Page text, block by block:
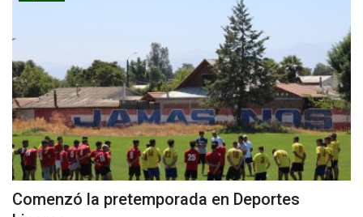
Policial
Tribunales
Deporte
Política
Comenzó la pretemporada en Deportes